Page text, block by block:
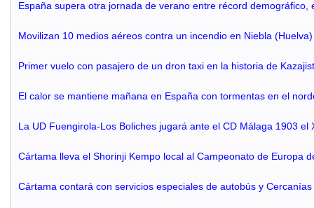
España supera otra jornada de verano entre récord demográfico,
Movilizan 10 medios aéreos contra un incendio en Niebla
Primer vuelo con pasajero de un dron taxi en la historia de
El calor se mantiene mañana en España con tormentas en el
La UD Fuengirola-Los Boliches jugará ante el CD Málaga 1903 el
Cártama lleva el Shorinji Kempo local al Campeonato de Europa
Cártama contará con servicios especiales de autobús y